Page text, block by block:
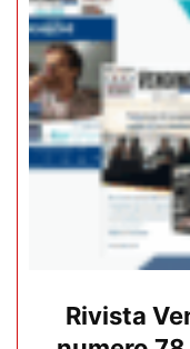
Rivista